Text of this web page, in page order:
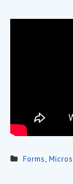
Forms